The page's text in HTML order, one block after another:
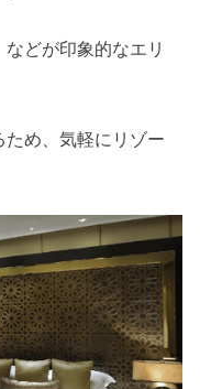
などが印象的なエリ
ため、気軽にリゾー